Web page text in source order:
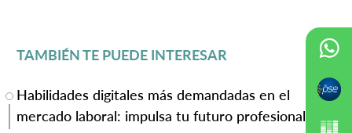
TAMBIÉN TE PUEDE INTERESAR
Habilidades digitales más demandadas en el
mercado laboral: impulsa tu futuro profesional